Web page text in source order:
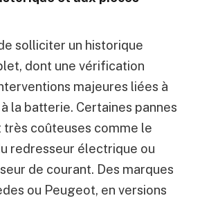
solliciter un historique
dont une vérification
majeures liées à
la batterie. Certaines pannes
coûteuses comme le
redresseur électrique ou
de courant. Des marques
ou Peugeot, en versions